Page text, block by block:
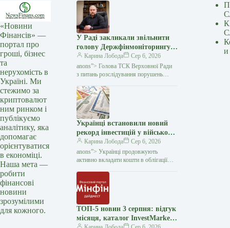
«Новини
Фінансів» —
портал про
гроші, бізнес
та
нерухомість в
Україні. Ми
стежимо за
криптовалют
ним ринком і
публікуємо
аналітику, яка
допомагає
орієнтуватися
в економіці.
Наша мета —
робити
фінансові
новини
зрозумілими
для кожного.
У Раді закликали звільнити
голову Держфінмоніторингу
Філіпа Проніна — Мінфін
Карина Лобода
Сер 6, 2026
anons”> Голова ТСК Верховної Ради
з питань розслідування порушень
законодавства Олексій Гончаренко
звернувся до прем'єр-міністра
Українці встановили новий
рекорд інвестицій у військові
облігації — Мінфін
Карина Лобода
Сер 6, 2026
anons”> Українці продовжують
активно вкладати кошти в облігації
фінансів, станом на 3 серпня 2026 року
ТОП-5 новин 3 серпня: відгук
місяця, каталог InvestMarket і
и